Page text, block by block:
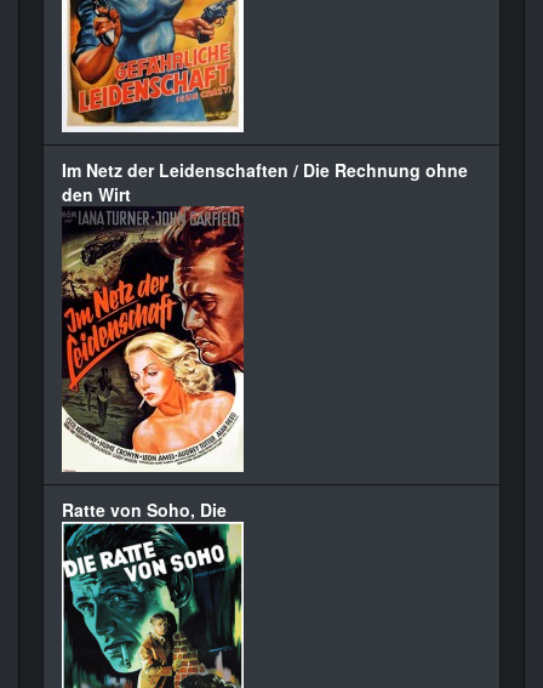
Im Netz der Leidenschaften / Die Rechnung ohne
den Wirt
Ratte von Soho, Die